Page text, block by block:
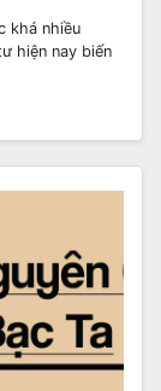
khá nhiều
hiện nay biến